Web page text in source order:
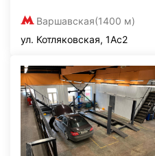
Варшавская(1400 м)
ул. Котляковская, 1Ас2